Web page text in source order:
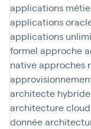
applications
applications
applications
formel approche
nativeapproches
architecte hybride
architecture cloud
donnée